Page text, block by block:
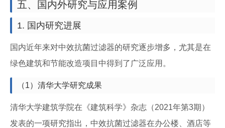
五、国内外研究与应用案例
1. 国内研究进展
国内近年来对中效抗菌过滤器的研究逐步增多，尤其是在
绿色建筑和节能改造项目中得到了广泛应用。
（1）清华大学研究成果
清华大学建筑学院在《建筑科学》杂志（2021年第3期）
发表的一项研究指出，中效抗菌过滤器在办公楼、酒店等